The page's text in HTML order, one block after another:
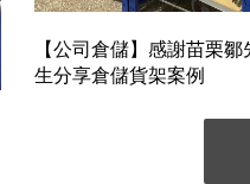
【公司倉儲】感謝苗栗鄒
生分享倉儲貨架案例